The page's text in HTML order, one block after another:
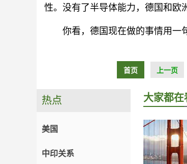
性。没有了半导体能力，德国和欧
你看，德国现在做的事情用一
首页 上一页
热点
美国
中印关系
大家都在